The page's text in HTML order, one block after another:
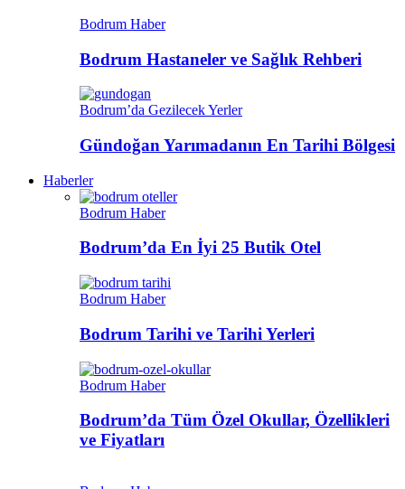
Bodrum Haber
Bodrum Hastaneler ve Sağlık Rehberi
Bodrum’da Gezilecek Yerler
Gündoğan Yarımadanın En Tarihi Bölgesi
Haberler
Bodrum Haber
Bodrum’da En İyi 25 Butik Otel
Bodrum Haber
Bodrum Tarihi ve Tarihi Yerleri
Bodrum Haber
Bodrum’da Tüm Özel Okullar, Özellikleri
ve Fiyatları